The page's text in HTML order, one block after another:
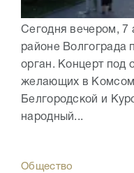
Сегодня вечером, 7
районе Волгограда
орган. Концерт под
желающих в
Белгородской и
народный...
Общество